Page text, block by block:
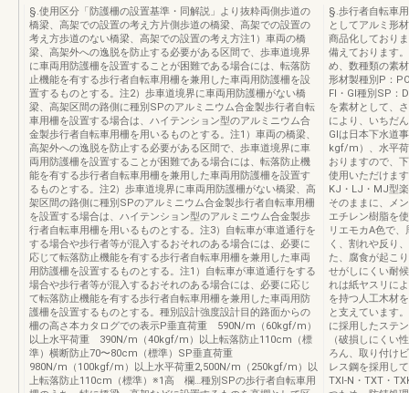
§.使用区分「防護柵の設置基準・同解説」より抜粋両側歩道の
橋梁、高架での設置の考え方片側歩道の橋梁、高架での設置の
考え方歩道のない橋梁、高架での設置の考え方注1）車両の橋
梁、高架外への逸脱を防止する必要がある区間で、歩車道境界
に車両用防護柵を設置することが困難である場合には、転落防
止機能を有する歩行者自転車用柵を兼用した車両用防護柵を設
置するものとする。注2）歩車道境界に車両用防護柵がない橋
梁、高架区間の路側に種別SPのアルミニウム合金製歩行者自転
車用柵を設置する場合は、ハイテンション型のアルミニウム合
金製歩行者自転車用柵を用いるものとする。注1）車両の橋梁、
高架外への逸脱を防止する必要がある区間で、歩車道境界に車
両用防護柵を設置することが困難である場合には、転落防止機
能を有する歩行者自転車用柵を兼用した車両用防護柵を設置す
るものとする。注2）歩車道境界に車両用防護柵がない橋梁、高
架区間の路側に種別SPのアルミニウム合金製歩行者自転車用柵
を設置する場合は、ハイテンション型のアルミニウム合金製歩
行者自転車用柵を用いるものとする。注3）自転車が車道通行を
する場合や歩行者等が混入するおそれのある場合には、必要に
応じて転落防止機能を有する歩行者自転車用柵を兼用した車両
用防護柵を設置するものとする。注1）自転車が車道通行をする
場合や歩行者等が混入するおそれのある場合には、必要に応じ
て転落防止機能を有する歩行者自転車用柵を兼用した車両用防
護柵を設置するものとする。種別設計強度設計目的路面からの
柵の高さ本カタログでの表示P垂直荷重 590N/m（60kgf/m）
以上水平荷重 390N/m（40kgf/m）以上転落防止110cm（標
準）横断防止70〜80cm（標準）SP垂直荷重
980N/m（100kgf/m）以上水平荷重2,500N/m（250kgf/m）以
上転落防止110cm（標準）※1高 欄…種別SPの歩行者自転車用
§.歩行者自転車
としてアルミ形
商品化しており
備えております
め、数種類の素
形材製種別P：
FI・GI種別SP：
を素材として、
により、いちだ
GIは日本下水道
kgf/m）、水平
おりますので、
使用いただけま
KJ・LJ・MJ型
そのままに、メ
エチレン樹脂を
リエモカA色で
く、割れや反り
た、腐食が起こ
せがしにくい耐
れは紙ヤスリに
を持つ人工木材
と支えています
に採用したステ
（破損しにくい
ろん、取り付け
レス鋼を採用し
TXI-N・TXT・